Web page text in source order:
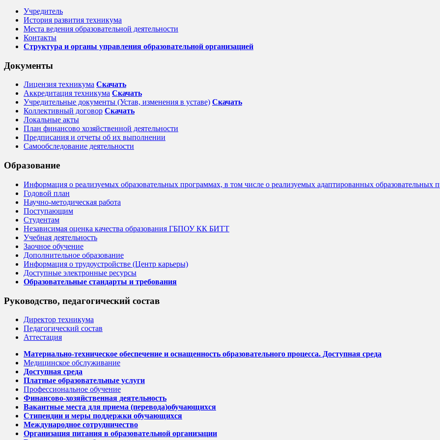
Учредитель
История развития техникума
Места ведения образовательной деятельности
Контакты
Структура и органы управления образовательной организацией
Документы
Лицензия техникума Скачать
Аккредитация техникума Скачать
Учредительные документы (Устав, изменения в уставе) Скачать
Коллективный договор Cкачать
Локальные акты
План финансово хозяйственной деятельности
Предписания и отчеты об их выполнении
Самообследование деятельности
Образование
Информация о реализуемых образовательных программах, в том числе о реализуемых адаптированных образовательных
Годовой план
Научно-методическая работа
Поступающим
Студентам
Независимая оценка качества образования ГБПОУ КК БИТТ
Учебная деятельность
Заочное обучение
Дополнительное образование
Информация о трудоустройстве (Центр карьеры)
Доступные электронные ресурсы
Образовательные стандарты и требования
Руководство, педагогический состав
Директор техникума
Педагогический состав
Аттестация
Материально-техническое обеспечение и оснащенность образовательного процесса. Доступная среда
Медицинское обслуживание
Доступная среда
Платные образовательные услуги
Профессиональное обучение
Финансово-хозяйственная деятельность
Вакантные места для приема (перевода)обучающихся
Стипендии и меры поддержки обучающихся
Международное сотрудничество
Организация питания в образовательной организации